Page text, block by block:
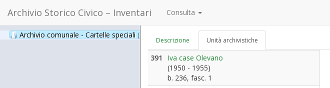
Archivio Storico Civico – Inventari Consulta
Archivio comunale - Cartelle speciali (397)
Descrizione Unità archivistiche
391
Iva case Olevano
(1950 - 1955)
b. 236, fasc. 1